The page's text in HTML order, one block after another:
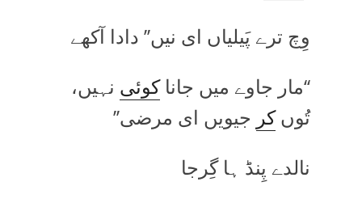
وِچ ترے پَیلیاں ای نیں’’ دادا آکھے
‘‘مار جاوے میں جاناکوئی نہیں،
تُوںکر جیویں ای مرضی’’
نالدے پِنڈ ہا گِرجا